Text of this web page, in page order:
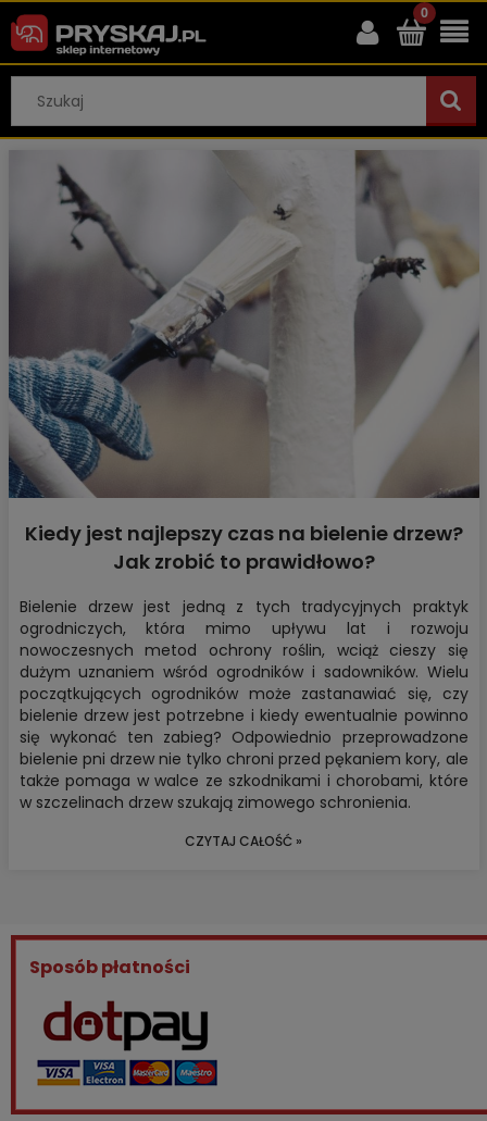
Kiedy jest najlepszy czas na bielenie drzew?
Jak zrobić to prawidłowo?
Bielenie drzew jest jedną z tych tradycyjnych praktyk
ogrodniczych, która mimo upływu lat i rozwoju
nowoczesnych metod ochrony roślin, wciąż cieszy się
dużym uznaniem wśród ogrodników i sadowników. Wielu
początkujących ogrodników może zastanawiać się, czy
bielenie drzew jest potrzebne i kiedy ewentualnie powinno
się wykonać ten zabieg? Odpowiednio przeprowadzone
bielenie pni drzew nie tylko chroni przed pękaniem kory, ale
także pomaga w walce ze szkodnikami i chorobami, które
w szczelinach drzew szukają zimowego schronienia.
CZYTAJ CAŁOŚĆ »
Sposób płatności